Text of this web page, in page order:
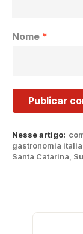
Nesse artigo:
gastronomia
Santa Catarina
Nome *